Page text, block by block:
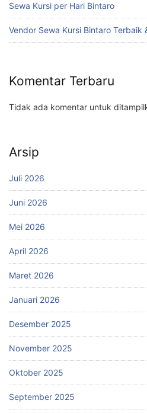
Sewa Kursi per Hari Bintaro
Vendor Sewa Kursi Bintaro Terbaik
Komentar Terbaru
Tidak ada komentar untuk
Arsip
Juli 2026
Juni 2026
Mei 2026
April 2026
Maret 2026
Januari 2026
Desember 2025
November 2025
Oktober 2025
September 2025